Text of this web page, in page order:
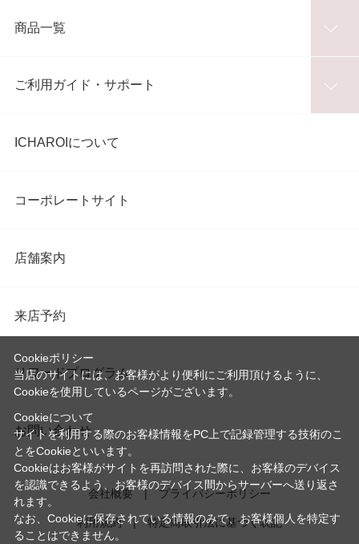
商品一覧
ご利用ガイド・サポート
ICHAROIについて
コーポレートサイト
店舗案内
来店予約
リワードプログラム
お問い合わせ
会社概要 プライバシーポリシー
利用規約 特定商取引法に基づく表記
Cookieポリシー
当店のサイトには、お客様がより便利にご利用頂けるように、
Cookieを使用しているページがございます。
Cookieについて
サイトを利用する際のお客様情報をPC上で記録管理する技術のこ
とをCookieといいます。
Cookieはお客様がサイトを再訪問された際に、お客様のデバイス
を認識できるよう、お客様のデバイス間からサーバーへ送り返さ
れます。
なお、Cookieに保存されている情報のみで、お客様個人を特定す
ることはできません。